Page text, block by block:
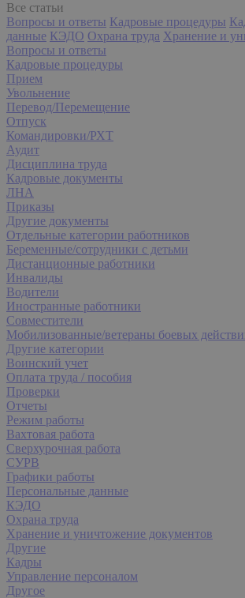
Все статьи
Вопросы и ответы Кадровые процедуры
данные КЭДО Охрана труда Хранение и
Вопросы и ответы
Кадровые процедуры
Прием
Увольнение
Перевод/Перемещение
Отпуск
Командировки/РХТ
Аудит
Дисциплина труда
Кадровые документы
ЛНА
Приказы
Другие документы
Отдельные категории работников
Беременные/сотрудники с детьми
Дистанционные работники
Инвалиды
Водители
Иностранные работники
Совместители
Мобилизованные/ветераны боевых
Другие категории
Воинский учет
Оплата труда / пособия
Проверки
Отчеты
Режим работы
Вахтовая работа
Сверхурочная работа
СУРВ
Графики работы
Персональные данные
КЭДО
Охрана труда
Хранение и уничтожение документов
Другие
Кадры
Управление персоналом
Другое